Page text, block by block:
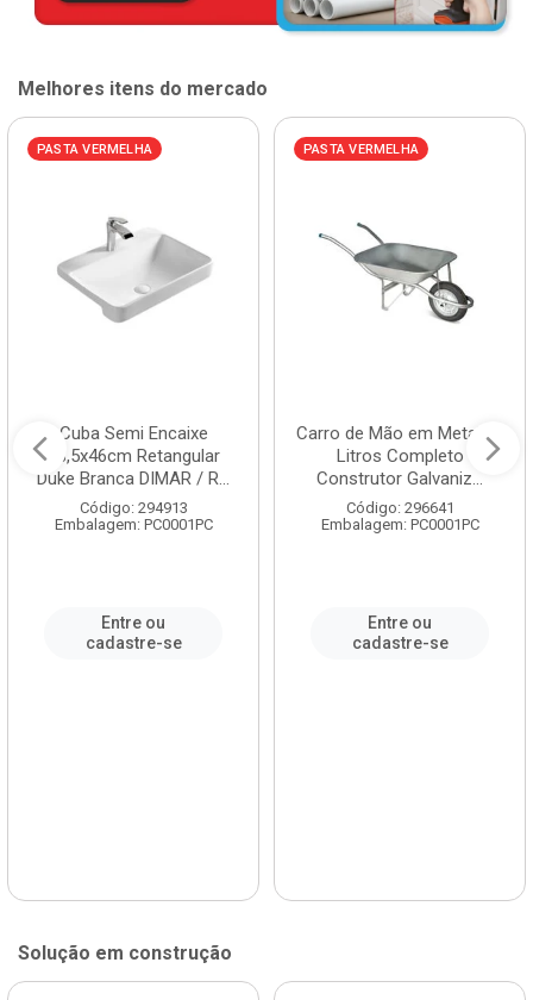
Melhores itens do mercado
PASTA VERMELHA
Cuba Semi Encaixe
58,5x46cm Retangular
Duke Branca DIMAR / R...
Código: 294913
Embalagem: PC0001PC
Entre ou
cadastre-se
PASTA VERMELHA
Carro de Mão em Metal 60
Litros Completo
Construtor Galvaniz...
Código: 296641
Embalagem: PC0001PC
Entre ou
cadastre-se
Solução em construção